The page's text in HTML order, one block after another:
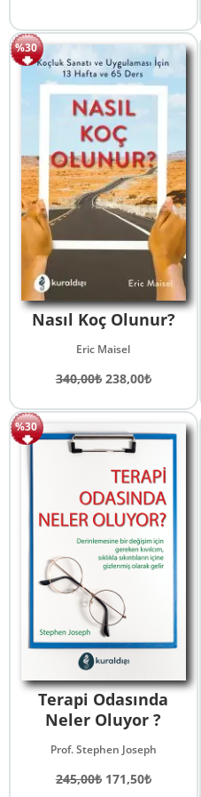
245,00₺.
Nasıl Koç Olunur?
Eric Maisel
340,00₺ Orijinal
340,00₺.
238,00₺Şu
fiyat:
238,00₺.
%30
Terapi Odasında
Neler Oluyor ?
Prof. Stephen Joseph
245,00₺ Orijinal
171,50₺Şu
%30